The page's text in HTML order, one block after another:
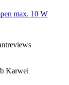
max. 10 W
Karwei